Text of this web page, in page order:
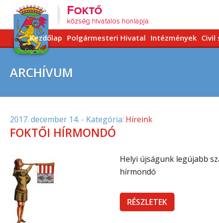
Kezdőlap Polgármesteri Hivatal Intézmények Civil
ARCHÍVUM
2017. december 14. - Kategória: Híreink
FOKTŐI HÍRMONDÓ
Helyi újságunk legújabb
hírmondó
RÉSZLETEK